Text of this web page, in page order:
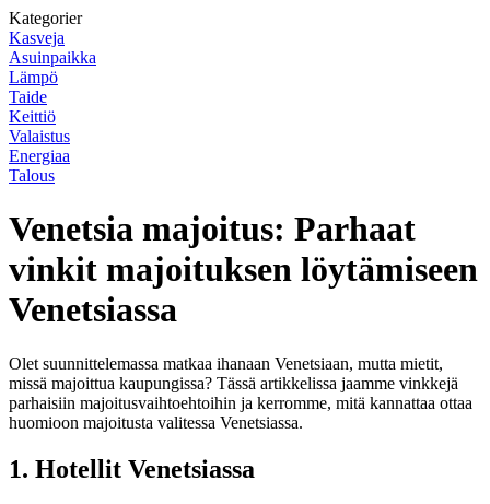
Kategorier
Kasveja
Asuinpaikka
Lämpö
Taide
Keittiö
Valaistus
Energiaa
Talous
Venetsia majoitus: Parhaat
vinkit majoituksen löytämiseen
Venetsiassa
Olet suunnittelemassa matkaa ihanaan Venetsiaan, mutta mietit,
missä majoittua kaupungissa? Tässä artikkelissa jaamme vinkkejä
parhaisiin majoitusvaihtoehtoihin ja kerromme, mitä kannattaa ottaa
huomioon majoitusta valitessa Venetsiassa.
1. Hotellit Venetsiassa